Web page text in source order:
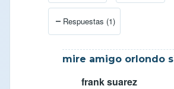
En respuesta aRespuesta
Respuestas (1)
mire amigo orlondo
frank suarez